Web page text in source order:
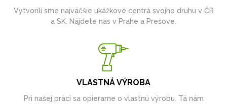
Vytvorili sme najväčšie ukážkové centrá svojho druhu v ČR
a SK. Nájdete nás v Prahe a Prešove.
VLASTNÁ VÝROBA
Pri našej práci sa opierame o vlastnú výrobu. Tá nám